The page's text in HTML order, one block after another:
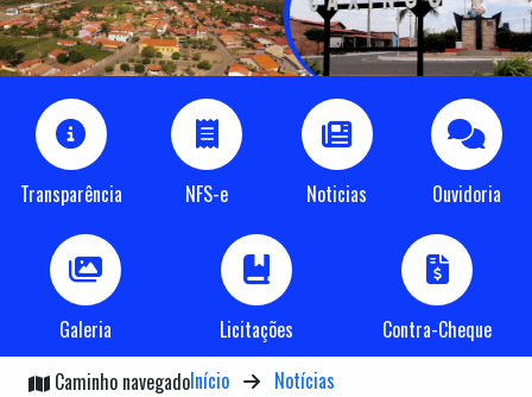
Transparência NFS-e Noticias Ouvidoria
Galeria Licitações
Contra-Cheque
Caminho navegadoInício Notícias